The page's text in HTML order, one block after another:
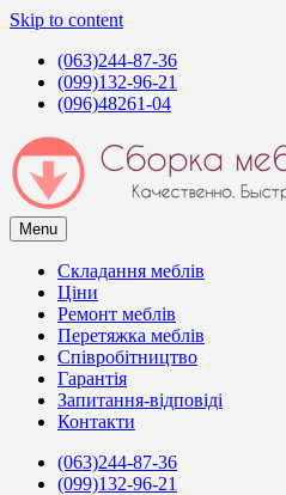
Skip to content
(063)244-87-36
(099)132-96-21
(096)48261-04
Сборка мебели в Киеве
Услуги сборщиков мебели в Киеве
Menu
Складання меблів
Ціни
Ремонт меблів
Перетяжка меблів
Співробітництво
Гарантія
Запитання-відповіді
Контакти
(063)244-87-36
(099)132-96-21